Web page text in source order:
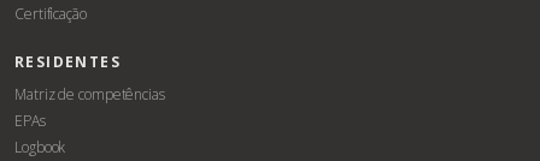
Certificação
RESIDENTES
Matriz de competências
EPAs
Logbook